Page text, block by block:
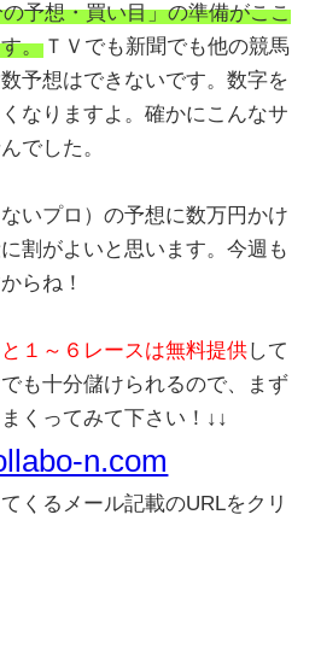
予想・買い目」の準備がここ
。 ＴＶでも新聞でも他の競馬
予想はできないです。数字を
なりますよ。確かにこんなサ
でした。
いプロ）の予想に数万円かけ
割がよいと思います。今週も
らね！
１～６レースは無料提供して
も十分儲けられるので、まず
くってみて下さい！↓↓
n.com
くるメール記載のURLをクリ